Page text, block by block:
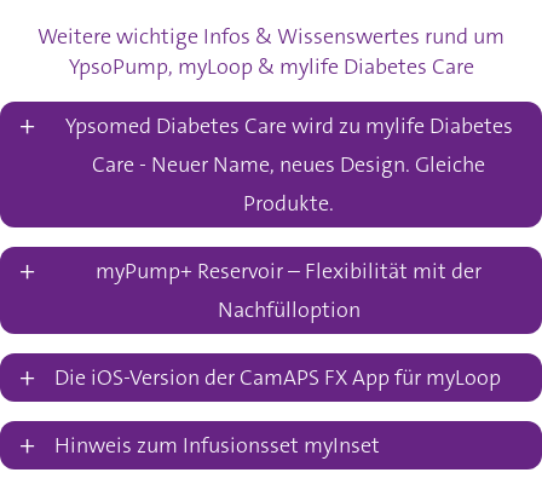
Weitere wichtige Infos & Wissenswertes rund um
YpsoPump, myLoop & mylife Diabetes Care
+
Ypsomed Diabetes Care wird zu mylife Diabetes
Care - Neuer Name, neues Design. Gleiche
Produkte.
+
myPump+ Reservoir – Flexibilität mit der
Nachfülloption
+ Die iOS-Version der CamAPS FX App für myLoop
+ Hinweis zum Infusionsset myInset